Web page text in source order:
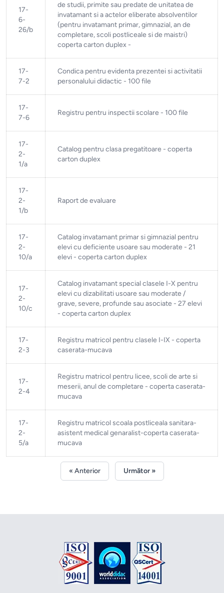
17-
6-
26/b
de studii, primite sau predate de unitatea de
invatamant si a actelor eliberate absolventilor
(pentru invatamant primar, gimnazial, an de
completare, scoli postliceale si de maistri)
coperta carton duplex -
17-
7-2
Condica pentru evidenta prezentei si activitatii
personalului didactic - 100 file
17-
7-6
Registru pentru inspectii scolare - 100 file
17-
2-
1/a
Catalog pentru clasa pregatitoare - coperta
carton duplex
17-
2-
1/b
Raport de evaluare
17-
2-
10/a
Catalog invatamant primar si gimnazial pentru
elevi cu deficiente usoare sau moderate - 21
elevi - coperta carton duplex
17-
2-
10/c
Catalog invatamant special clasele I-X pentru
elevi cu dizabilitati usoare sau moderate /
grave, severe, profunde sau asociate - 27 elevi
- coperta carton duplex
17-
2-3
Registru matricol pentru clasele I-IX - coperta
caserata-mucava
17-
2-4
Registru matricol pentru licee, scoli de arte si
meserii, anul de completare - coperta caserata-
mucava
17-
2-
5/a
Registru matricol scoala postliceala sanitara-
asistent medical genaralist-coperta caserata-
mucava
« Anterior Următor »